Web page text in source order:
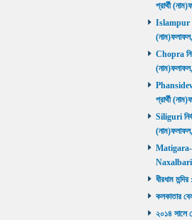
প্রার্থী
Islampur
Chopra
প্রার্থী
Siliguri
Matigara-
Naxalbari
ধীরধাম
কলকাতার
২০১৪ সালে